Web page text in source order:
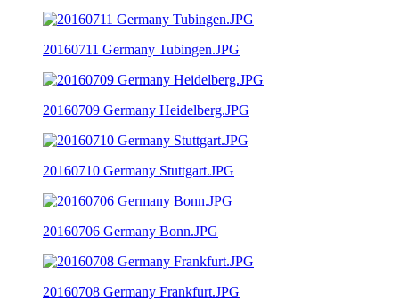
20160711 Germany Tubingen.JPG
20160709 Germany Heidelberg.JPG
20160710 Germany Stuttgart.JPG
20160706 Germany Bonn.JPG
20160708 Germany Frankfurt.JPG